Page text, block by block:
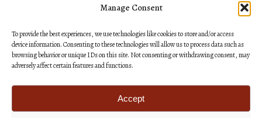
Manage Consent
To provide the best experiences, we use technologies like cookies to store and/or access
device information. Consenting to these technologies will allow us to process data such as
browsing behavior or unique IDs on this site. Not consenting or withdrawing consent, may
adversely affect certain features and functions.
Accept